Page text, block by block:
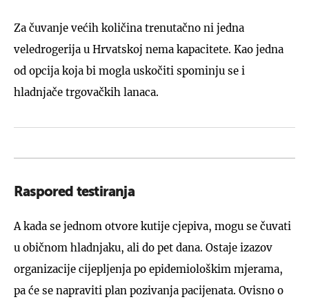
Za čuvanje većih količina trenutačno ni jedna
veledrogerija u Hrvatskoj nema kapacitete. Kao jedna
od opcija koja bi mogla uskočiti spominju se i
hladnjače trgovačkih lanaca.
Raspored testiranja
A kada se jednom otvore kutije cjepiva, mogu se čuvati
u običnom hladnjaku, ali do pet dana. Ostaje izazov
organizacije cijepljenja po epidemiološkim mjerama,
pa će se napraviti plan pozivanja pacijenata. Ovisno o